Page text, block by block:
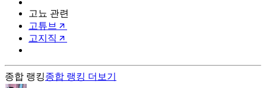
고뇨 관련
고튜브
고지직
종합 랭킹종합 랭킹 더보기